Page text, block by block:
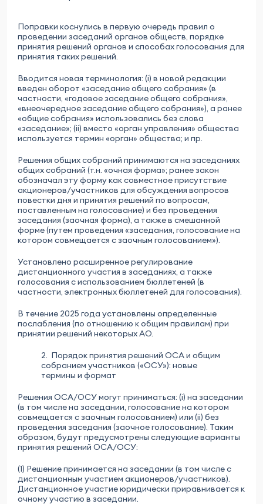
Поправки коснулись в первую очередь правил о
проведении заседаний органов обществ, порядке
принятия решений органов и способах голосования для
принятия таких решений.
Вводится новая терминология: (i) в новой редакции
введен оборот «заседание общего собрания» (в
частности, «годовое заседание общего собрания»,
«внеочередное заседание общего собрания»), а ранее
«общие собрания» использовались без слова
«заседание»; (ii) вместо «орган управления» общества
используется термин «орган» общества; и пр.
Решения общих собраний принимаются на заседаниях
общих собраний (т.н. «очная форма»; ранее закон
обозначал эту форму как совместное присутствие
акционеров/участников для обсуждения вопросов
повестки дня и принятия решений по вопросам,
поставленным на голосование) и без проведения
заседания (заочная форма), а также в смешанной
форме (путем проведения «заседания, голосование на
котором совмещается с заочным голосованием»).
Установлено расширенное регулирование
дистанционного участия в заседаниях, а также
голосования с использованием бюллетеней (в
частности, электронных бюллетеней для голосования).
В течение 2025 года установлены определенные
послабления (по отношению к общим правилам) при
принятии решений некоторых АО.
2. Порядок принятия решений ОСА и общим
собранием участников («ОСУ»): новые
термины и формат
Решения ОСА/ОСУ могут приниматься: (i) на заседании
(в том числе на заседании, голосование на котором
совмещается с заочным голосованием) или (ii) без
проведения заседания (заочное голосование). Таким
образом, будут предусмотрены следующие варианты
принятия решений ОСА/ОСУ:
(1) Решение принимается на заседании (в том числе с
дистанционным участием акционеров/участников).
Дистанционное участие юридически приравнивается к
очному участию в заседании.